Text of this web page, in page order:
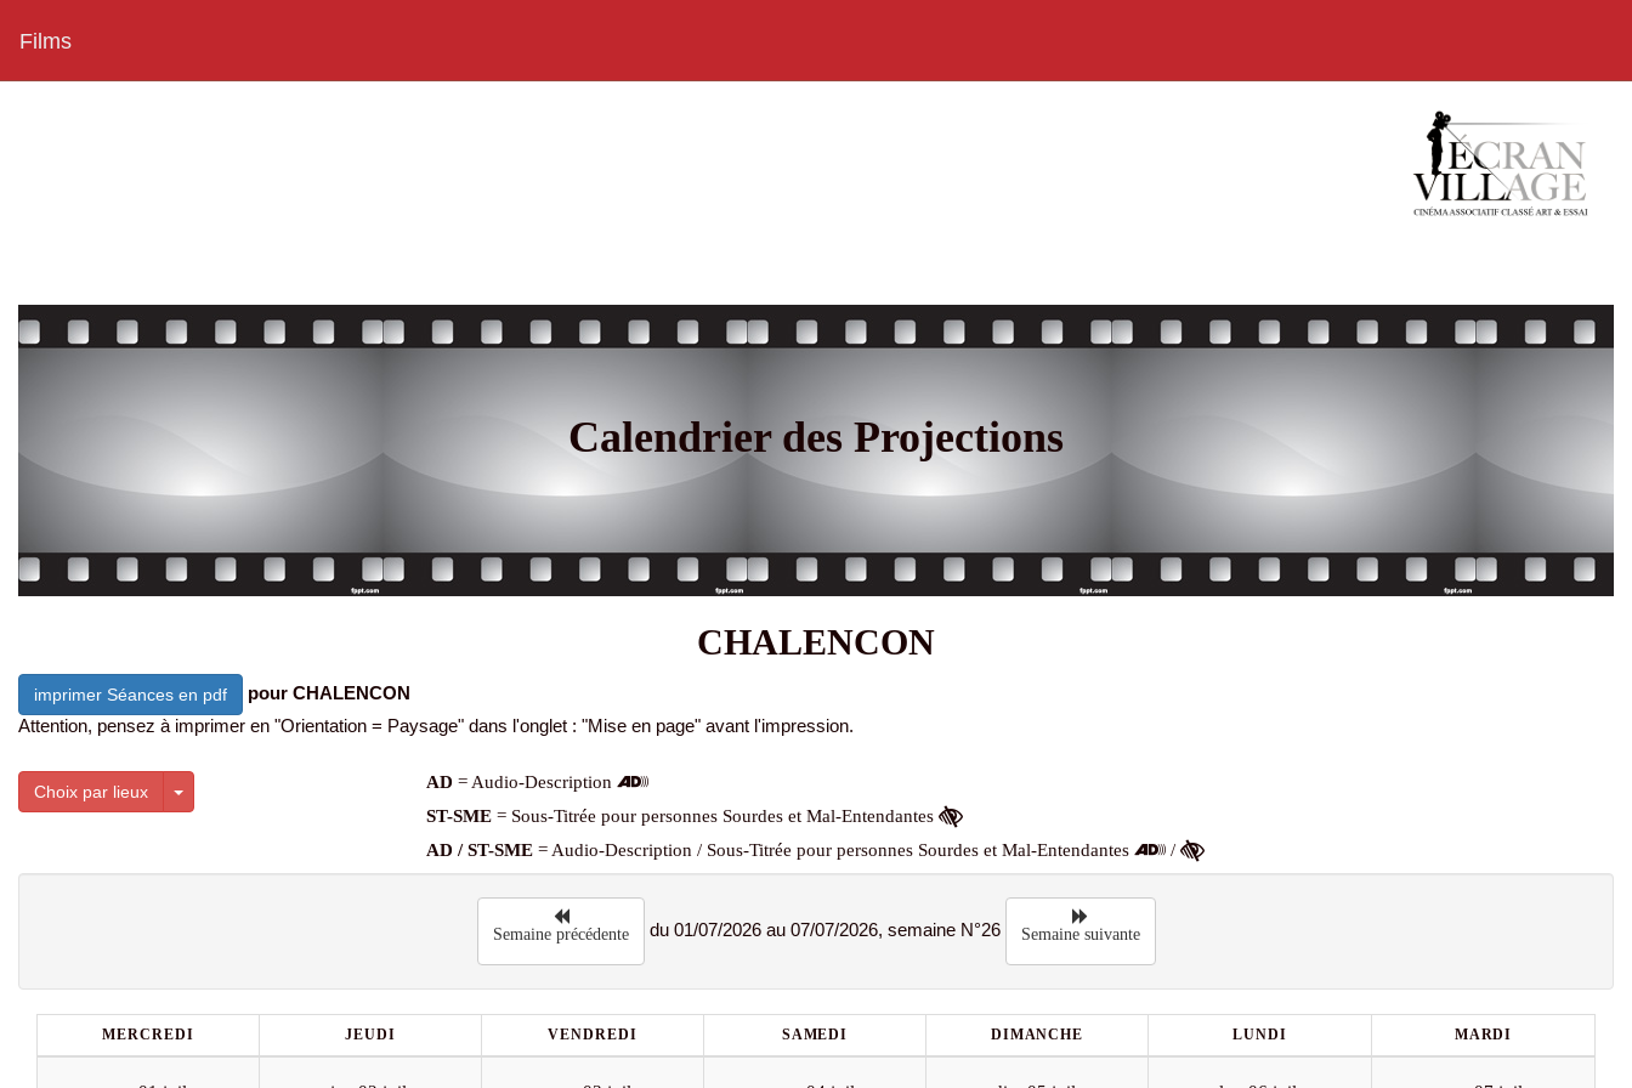
Films
Calendrier des Projections
CHALENCON
imprimer Séances en pdf
pour CHALENCON
Attention, pensez à imprimer en "Orientation = Paysage" dans l'onglet : "Mise en page" avant l'impression.
Choix par lieux Toggle Dropdown AD = Audio-Description
ST-SME = Sous-Titrée pour personnes Sourdes et Mal-Entendantes
AD / ST-SME = Audio-Description / Sous-Titrée pour personnes Sourdes et Mal-Entendantes /
Semaine précédente du 01/07/2026 au 07/07/2026, semaine N°26 Semaine suivante
MERCREDI JEUDI VENDREDI SAMEDI DIMANCHE LUNDI MARDI